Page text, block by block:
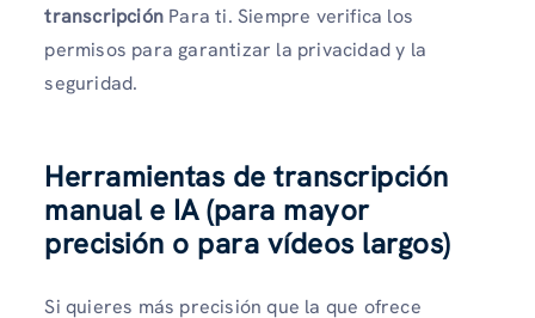
transcripción Para ti. Siempre verifica los
permisos para garantizar la privacidad y la
seguridad.
Herramientas de transcripción
manual e IA (para mayor
precisión o para vídeos largos)
Si quieres más precisión que la que ofrece